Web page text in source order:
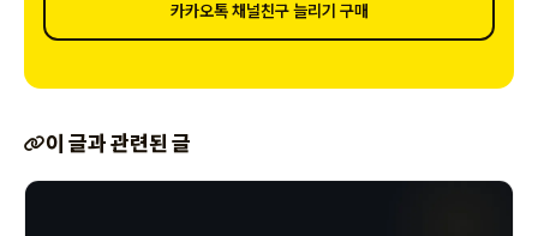
카카오톡 채널친구 늘리기 구매
이 글과 관련된 글